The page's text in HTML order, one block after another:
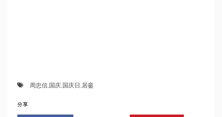
周忠信 国庆 国庆日 居銮
分享